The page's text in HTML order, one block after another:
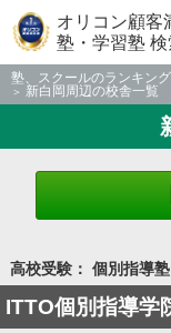
オリコン顧客
塾・学習塾 検
塾、スクールのランキン
新白岡周辺の校舎一覧
高校受験： 個別指導塾
ITTO個別指導学